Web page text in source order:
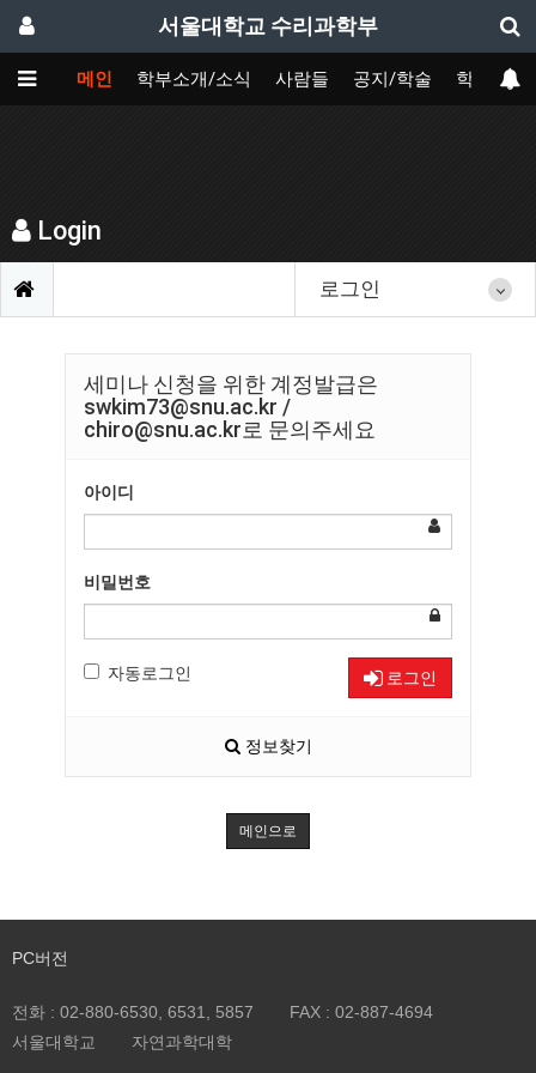
서울대학교 수리과학부
메인 학부소개/소식 사람들 공지/학술 학사
Login
로그인
세미나 신청을 위한 계정발급은
swkim73@snu.ac.kr /
chiro@snu.ac.kr로 문의주세요
아이디
비밀번호
자동로그인 로그인
정보찾기
메인으로
PC버전
전화 : 02-880-6530, 6531, 5857 FAX : 02-887-4694
서울대학교
자연과학대학